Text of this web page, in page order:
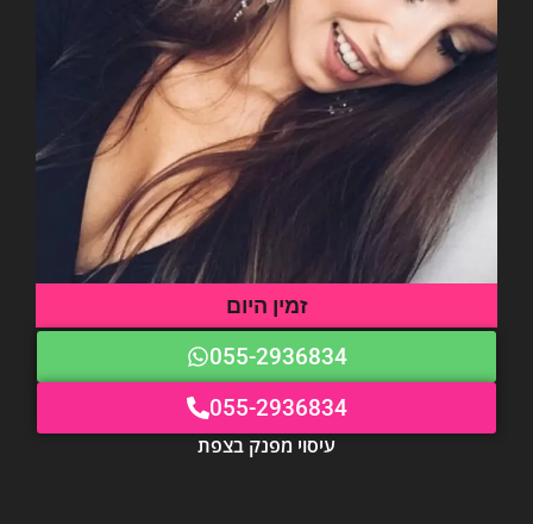
זמין היום
055-2936834
055-2936834
עיסוי מפנק בצפת